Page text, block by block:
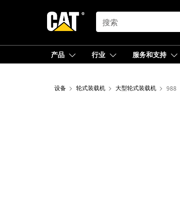
SEARCH
产品 行业 服务和支持
设备 轮式装载机 大型轮式装载机 988